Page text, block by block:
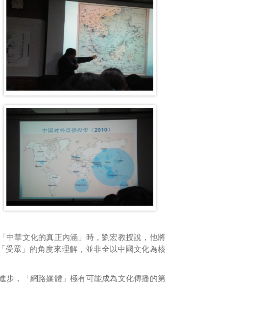
中華文化的真正內涵」時，劉宏教授說，他將
受眾」的角度來理解，並非全以中國文化為核
步，「網路媒體」極有可能成為文化傳播的第